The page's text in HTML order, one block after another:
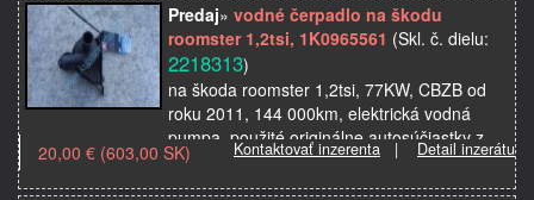
Predaj» vodné čerpadlo na škodu
roomster 1,2tsi, 1K0965561 (Skl. č. dielu:
2218313)
na škoda roomster 1,2tsi, 77KW, CBZB od
roku 2011, 144 000km, elektrická vodná
pumpa, použité originálne autosúčiastky z
autovrakoviskaKontaktovať inzerenta | Detail inzerátu
20,00 € (603,00 SK)